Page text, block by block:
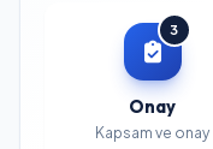
3
Onay
Kapsam ve onay